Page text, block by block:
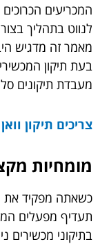
המכריעים הכרוכים
לנווט בתהליך
מאמר זה מדגיש
בעת תיקון
מעבדת תיקונים
צריכים תיקון
מומחיות
כשאתה מפקיד את
תעדיף מפעלים
בתיקוני מכשירים